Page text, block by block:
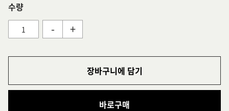
수량
- +
장바구니에 담기
바로구매